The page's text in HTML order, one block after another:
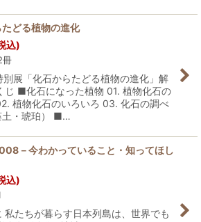
どる植物の進化
込)
冊
別展「化石からたどる植物の進化」解
じ ■化石になった植物 01. 植物化石の
植物化石のいろいろ 03. 化石の調べ
土・琥珀） ■…
－今わかっていること・知ってほし
込)
私たちが暮らす日本列島は、世界でも